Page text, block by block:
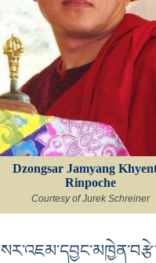
Dzongsar Jamyang
Rinpoche
Courtesy of Jurek Schreiner